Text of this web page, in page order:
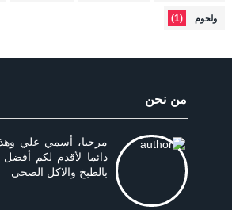
ولحوم (1)
من نحن
مرحبا، أسمي علي
دائما لأقدم لكم أفضل
بالطبخ والاكل الصحي